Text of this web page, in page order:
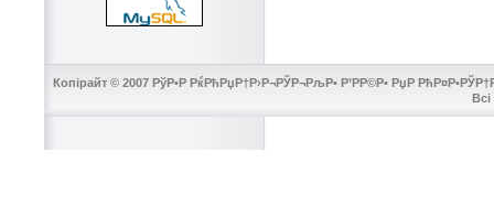
Копірайт © 2007 РўР•Р РќРћРџР†Р›Р¬РЎР¬РљР• Р’РР©Р• РџР